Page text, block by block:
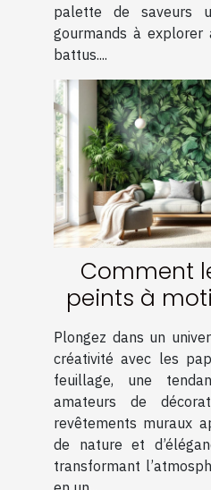
palette de saveurs
gourmands à explorer
battus....
Comment
peints à
Plongez dans un
créativité avec les
feuillage, une
amateurs de
revêtements muraux
de nature et
transformant